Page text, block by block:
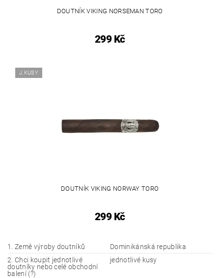
DOUTNÍK VIKING NORSEMAN TORO
299 Kč
J.KUSY
DOUTNÍK VIKING NORWAY TORO
299 Kč
1. Země výroby doutníků
Dominikánská republika
2. Chci koupit jednotlivé
doutníky nebo celé obchodní
balení (?)
jednotlivé kusy